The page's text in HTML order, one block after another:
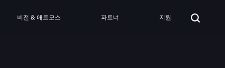
비전 & 애트모스 파트너 지원